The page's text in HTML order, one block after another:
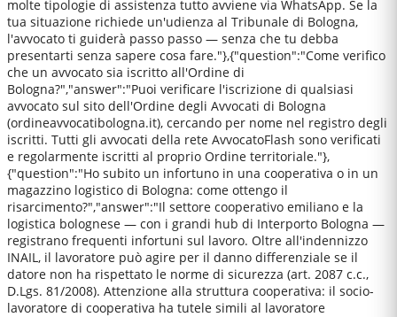
molte tipologie di assistenza tutto avviene via WhatsApp. Se la
tua situazione richiede un'udienza al Tribunale di Bologna,
l'avvocato ti guiderà passo passo — senza che tu debba
presentarti senza sapere cosa fare."},{"question":"Come verifico
che un avvocato sia iscritto all'Ordine di
Bologna?","answer":"Puoi verificare l'iscrizione di qualsiasi
avvocato sul sito dell'Ordine degli Avvocati di Bologna
(ordineavvocatibologna.it), cercando per nome nel registro degli
iscritti. Tutti gli avvocati della rete AvvocatoFlash sono verificati
e regolarmente iscritti al proprio Ordine territoriale."},
{"question":"Ho subito un infortuno in una cooperativa o in un
magazzino logistico di Bologna: come ottengo il
risarcimento?","answer":"Il settore cooperativo emiliano e la
logistica bolognese — con i grandi hub di Interporto Bologna —
registrano frequenti infortuni sul lavoro. Oltre all'indennizzo
INAIL, il lavoratore può agire per il danno differenziale se il
datore non ha rispettato le norme di sicurezza (art. 2087 c.c.,
D.Lgs. 81/2008). Attenzione alla struttura cooperativa: il socio-
lavoratore di cooperativa ha tutele simili al lavoratore